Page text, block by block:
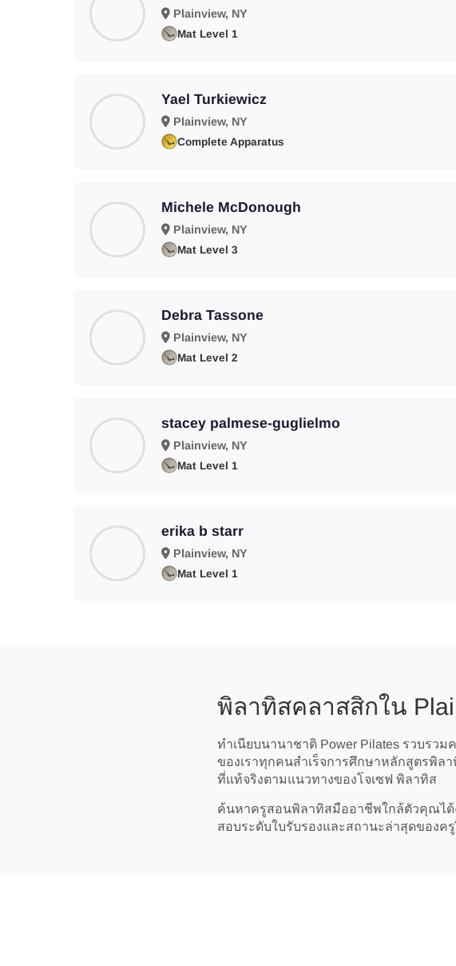
Plainview, NY
Mat Level 1
Yael Turkiewicz
Plainview, NY
Complete Apparatus
Michele McDonough
Plainview, NY
Mat Level 3
Debra Tassone
Plainview, NY
Mat Level 2
stacey palmese-guglielmo
Plainview, NY
Mat Level 1
erika b starr
Plainview, NY
Mat Level 1
พิลาทิสคลาสสิกใน
ทำเนียบนานาชาติ Power Pilates รวบรวม
ของเราทุกคนสำเร็จการศึกษาหลักสูตรพิล
ที่แท้จริงตามแนวทางของโจเซฟ พิลาทิส
ค้นหาครูสอนพิลาทิสมืออาชีพใกล้ตัวคุณได้
สอบระดับใบรับรองและสถานะล่าสุดของ